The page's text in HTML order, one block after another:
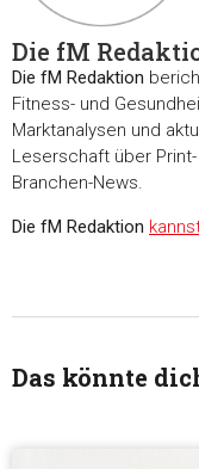
Die fM
Die fM Redaktion
Fitness- und
Marktanalysen und
Leserschaft über
Branchen-News.
Die fM Redaktion
Das könnte